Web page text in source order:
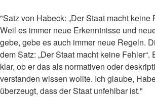
"Satz von Habeck: „Der Staat macht keine
Weil es immer neue Erkenntnisse und
gebe, gebe es auch immer neue Regeln.
dem Satz: „Der Staat macht keine Fehler“.
klar, ob er das als normativen oder
verstanden wissen wollte. Ich glaube,
überzeugt, dass der Staat unfehlbar ist."